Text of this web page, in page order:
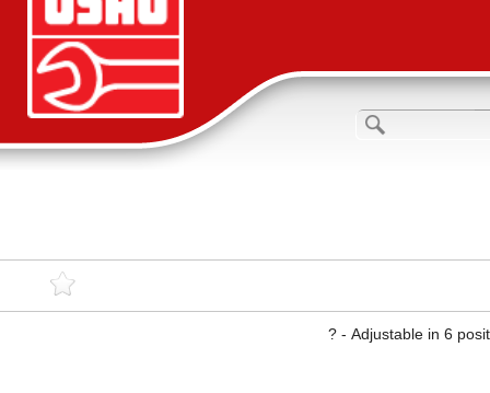
Adjustable in 6